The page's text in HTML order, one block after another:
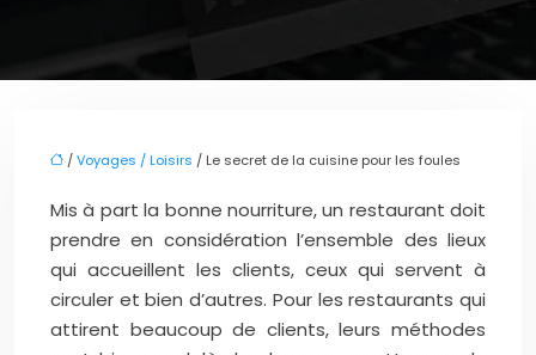
/Voyages / Loisirs / Le secret de la cuisine pour les foules
Mis à part la bonne nourriture, un restaurant doit
prendre en considération l’ensemble des lieux
qui accueillent les clients, ceux qui servent à
circuler et bien d’autres. Pour les restaurants qui
attirent beaucoup de clients, leurs méthodes